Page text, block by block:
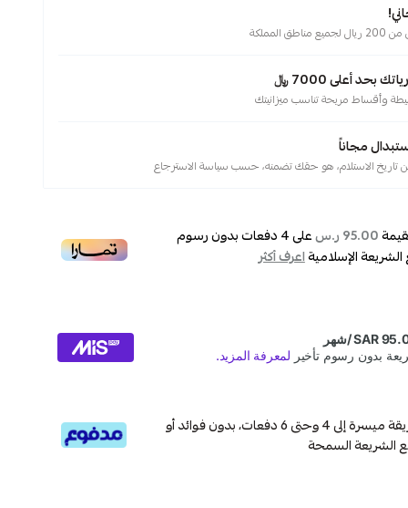
المملكة
بحد أعلى 7000 ﷼
وأقساط مريحة تناسب ميزانيتك
مجاناً
95.00 ر.س على4دفعات بدون رسوم
الإسلاميةاعرف أكثر
قسم دفعاتك بطريقة ميسرة إلى 4 وحتى 6 دفعات، بدون فوائد أو
الشريعة السمحة